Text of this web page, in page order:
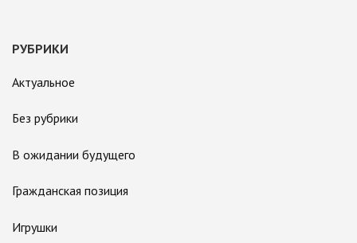
РУБРИКИ
Актуальное
Без рубрики
В ожидании будущего
Гражданская позиция
Игрушки